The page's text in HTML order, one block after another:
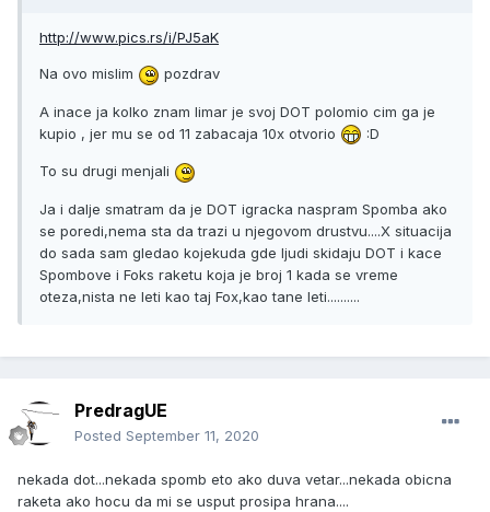
http://www.pics.rs/i/PJ5aK
Na ovo mislim pozdrav
A inace ja kolko znam limar je svoj DOT polomio cim ga je
kupio , jer mu se od 11 zabacaja 10x otvorio
:D
To su drugi menjali
Ja i dalje smatram da je DOT igracka naspram Spomba ako
se poredi,nema sta da trazi u njegovom drustvu....X situacija
do sada sam gledao kojekuda gde ljudi skidaju DOT i kace
Spombove i Foks raketu koja je broj 1 kada se vreme
oteza,nista ne leti kao taj Fox,kao tane leti..........
PredragUE
Posted September 11, 2020
nekada dot...nekada spomb eto ako duva vetar...nekada obicna
raketa ako hocu da mi se usput prosipa hrana....